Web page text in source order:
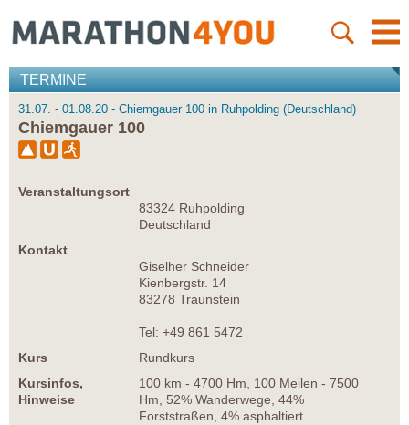
TERMINE
31.07. - 01.08.20 - Chiemgauer 100 in Ruhpolding (Deutschland)
Chiemgauer 100
Veranstaltungsort
83324 Ruhpolding
Deutschland
Kontakt
Giselher Schneider
Kienbergstr. 14
83278 Traunstein
Tel: +49 861 5472
Kurs
Rundkurs
Kursinfos,
Hinweise
100 km - 4700 Hm, 100 Meilen - 7500
Hm, 52% Wanderwege, 44%
Forststraßen, 4% asphaltiert.